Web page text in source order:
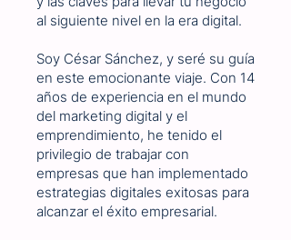
al siguiente nivel en la era digital.
Soy César Sánchez, y seré su guía
en este emocionante viaje. Con 14
años de experiencia en el mundo
del marketing digital y el
emprendimiento, he tenido el
privilegio de trabajar con
empresas que han implementado
estrategias digitales exitosas para
alcanzar el éxito empresarial.